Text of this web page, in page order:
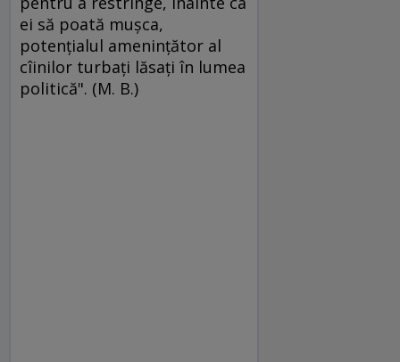
ei să poată muşca,
potenţialul ameninţător al
cîinilor turbaţi lăsaţi în lumea
politică". (M. B.)